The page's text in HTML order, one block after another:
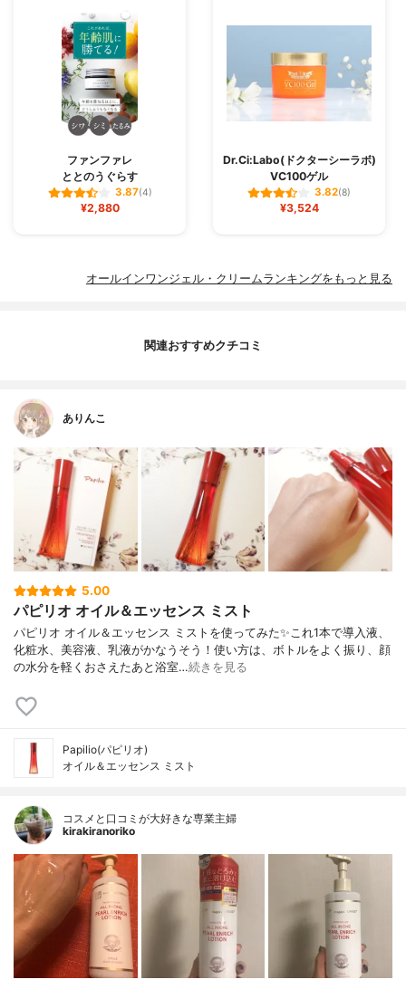
ファンファレ
ととのうぐらす
3.87(4)
¥2,880
Dr.Ci:Labo(ドクターシーラボ)
VC100ゲル
3.82(8)
¥3,524
オールインワンジェル・クリームランキングをもっと見る
関連おすすめクチコミ
ありんこ
5.00
パピリオ オイル＆エッセンス ミスト
パピリオ オイル＆エッセンス ミストを使ってみた✨これ1本で導入液、
化粧水、美容液、乳液がかなうそう！使い方は、ボトルをよく振り、顔
の水分を軽くおさえたあと浴室…続きを見る
Papilio(パピリオ)
オイル＆エッセンス ミスト
コスメと口コミが大好きな専業主婦
kirakiranoriko